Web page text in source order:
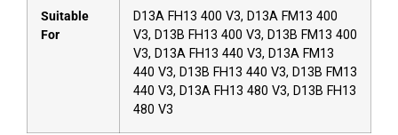
Suitable
For
D13A FH13 400 V3, D13A FM13 400
V3, D13B FH13 400 V3, D13B FM13 400
V3, D13A FH13 440 V3, D13A FM13
440 V3, D13B FH13 440 V3, D13B FM13
440 V3, D13A FH13 480 V3, D13B FH13
480 V3